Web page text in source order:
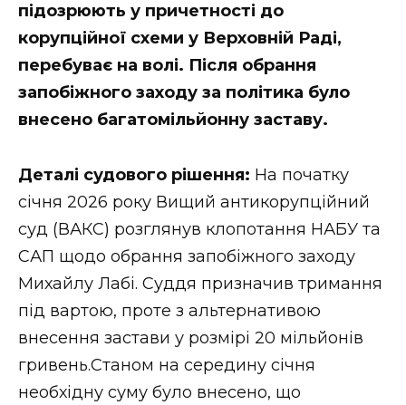
НОВИНИ ЗАХІДНОЇ УКРАЇНИ
ФОТО
підозрюють у причетності до
корупційної схеми у Верховній Раді,
перебуває на волі. Після обрання
запобіжного заходу за політика було
внесено багатомільйонну заставу.
Деталі судового рішення: На початку
січня 2026 року Вищий антикорупційний
суд (ВАКС) розглянув клопотання НАБУ та
САП щодо обрання запобіжного заходу
Михайлу Лабі. Суддя призначив тримання
під вартою, проте з альтернативою
внесення застави у розмірі 20 мільйонів
гривень.Станом на середину січня
необхідну суму було внесено, що